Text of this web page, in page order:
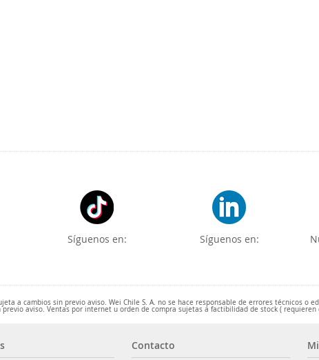
Síguenos en: Síguenos en:
a cambios sin previo aviso. Wei Chile S. A. no se hace responsable de errores técnicos
aviso. Ventas por internet u orden de compra sujetas a factibilidad de stock (
Contacto